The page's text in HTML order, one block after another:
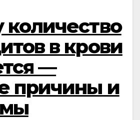
в крови
—
причины и